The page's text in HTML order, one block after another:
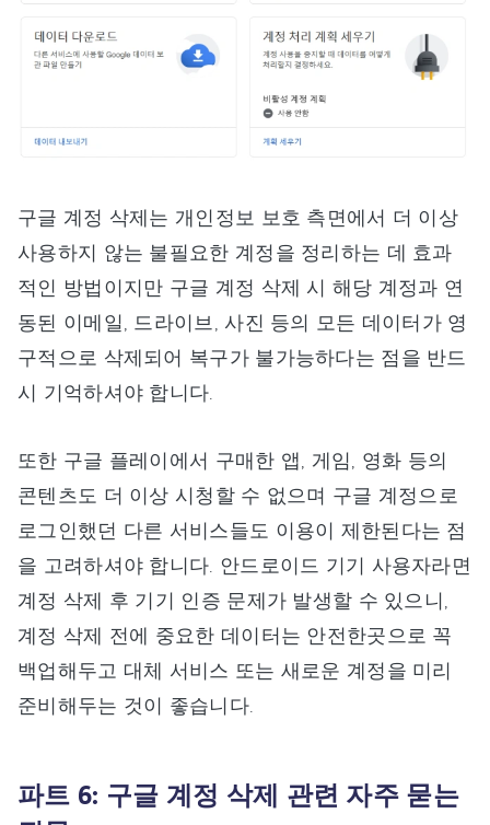
구글 계정 삭제는 개인정보 보호 측면에서 더 이상
사용하지 않는 불필요한 계정을 정리하는 데 효과
적인 방법이지만 구글 계정 삭제 시 해당 계정과 연
동된 이메일, 드라이브, 사진 등의 모든 데이터가 영
구적으로 삭제되어 복구가 불가능하다는 점을 반드
시 기억하셔야 합니다.
또한 구글 플레이에서 구매한 앱, 게임, 영화 등의
콘텐츠도 더 이상 시청할 수 없으며 구글 계정으로
로그인했던 다른 서비스들도 이용이 제한된다는 점
을 고려하셔야 합니다. 안드로이드 기기 사용자라면
계정 삭제 후 기기 인증 문제가 발생할 수 있으니,
계정 삭제 전에 중요한 데이터는 안전한곳으로 꼭
백업해두고 대체 서비스 또는 새로운 계정을 미리
준비해두는 것이 좋습니다.
파트 6: 구글 계정 삭제 관련 자주 묻는